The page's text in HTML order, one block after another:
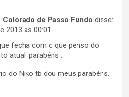
de Passo Fundo disse:
2013 às 00:01
fecha com o que penso do
atual. parabéns .
do Niko tb dou meus parabéns.